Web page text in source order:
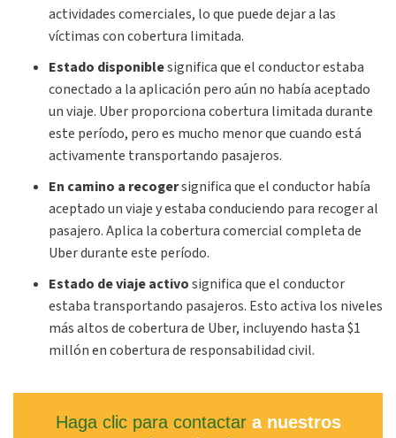
actividades comerciales, lo que puede dejar a las
víctimas con cobertura limitada.
Estado disponiblesignifica que el conductor estaba
conectado a la aplicación pero aún no había aceptado
un viaje. Uber proporciona cobertura limitada durante
este período, pero es mucho menor que cuando está
activamente transportando pasajeros.
En camino a recogersignifica que el conductor había
aceptado un viaje y estaba conduciendo para recoger al
pasajero. Aplica la cobertura comercial completa de
Uber durante este período.
Estado de viaje activosignifica que el conductor
estaba transportando pasajeros. Esto activa los niveles
más altos de cobertura de Uber, incluyendo hasta $1
millón en cobertura de responsabilidad civil.
Haga clic para contactara nuestros